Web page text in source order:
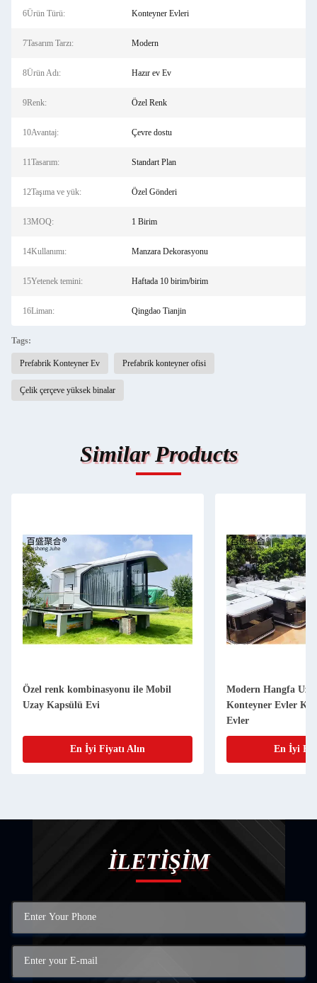
6Ürün Türü: Konteyner Evleri
7Tasarım Tarzı: Modern
8Ürün Adı: Hazır ev Ev
9Renk: Özel Renk
10Avantaj: Çevre dostu
11Tasarım: Standart Plan
12Taşıma ve yük: Özel Gönderi
13MOQ: 1 Birim
14Kullanımı: Manzara Dekorasyonu
15Yetenek temini: Haftada 10 birim/birim
16Liman: Qingdao Tianjin
Tags:
Prefabrik Konteyner Ev Prefabrik konteyner ofisi
Çelik çerçeve yüksek binalar
Similar Products
Özel renk kombinasyonu ile Mobil
Uzay Kapsülü Evi
En İyi Fiyatı Alın
Modern Hangfa
Konteyner Evler
Evler
En İyi
İLETİŞİM